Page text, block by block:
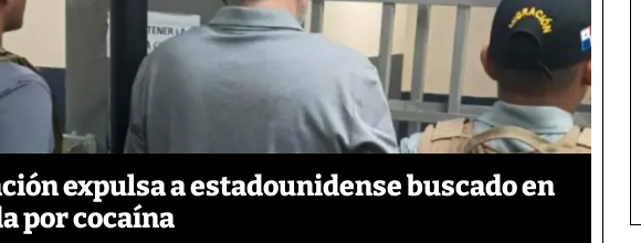
expulsa a estadounidense buscado en
por cocaína